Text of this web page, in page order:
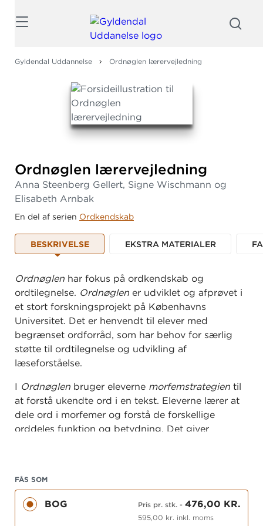
Gyldendal Uddannelse Ordnøglen lærervejledning
Ordnøglen lærervejledning
Anna Steenberg Gellert, Signe Wischmann og
Elisabeth Arnbak
En del af serien Ordkendskab
BESKRIVELSE EKSTRA MATERIALER
Ordnøglen har fokus på ordkendskab og
ordtilegnelse. Ordnøglen er udviklet og afprøvet i
et stort forskningsprojekt på Københavns
Universitet. Det er henvendt til elever med
begrænset ordforråd, som har behov for særlig
støtte til ordtilegnelse og udvikling af
læseforståelse.
I Ordnøglen bruger eleverne morfemstrategien til
at forstå ukendte ord i en tekst. Eleverne lærer at
dele ord i morfemer og forstå de forskellige
orddeles funktion og betydning. Det giver
Bogen er inddelt i 24 lektioner og veksler mellem
lærermodellering, individuelle opgaver,
paropgaver og fælles aktiviteter i gruppen.
Materialet fungerer bedst i en mindre gruppe og
FÅS SOM
BOG Pris pr. stk.- 476,00 KR.
595,00 kr. inkl. moms